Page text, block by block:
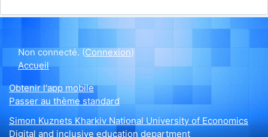
Non connecté. (Connexion)
Accueil
Obtenir l'app mobile
Passer au thème standard
Simon Kuznets Kharkiv National University of Economics
Digital and inclusive education department